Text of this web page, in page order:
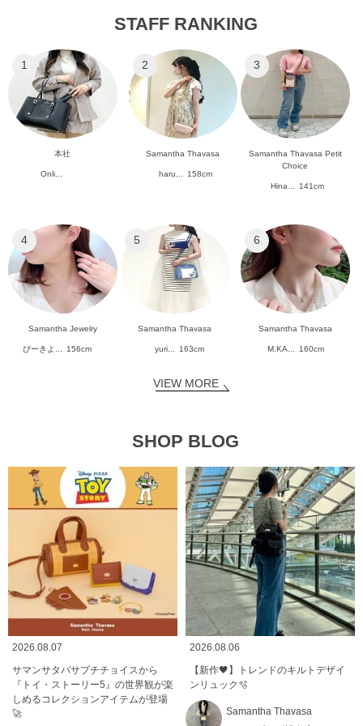
STAFF RANKING
1
本社
Onli...
2
Samantha Thavasa
haru... 158cm
3
Samantha Thavasa Petit
Choice
Hina... 141cm
4
Samantha Jewelry
ぴーきよ... 156cm
5
Samantha Thavasa
yuri... 163cm
6
Samantha Thavasa
M.KA... 160cm
VIEW MORE
SHOP BLOG
2026.08.07
サマンサタバサプチチョイスから
『トイ・ストーリー5』の世界観が楽
しめるコレクションアイテムが登場
🚀
2026.08.06
【新作🖤】トレンドのキルトデザイ
ンリュック🫧
Samantha Thavasa